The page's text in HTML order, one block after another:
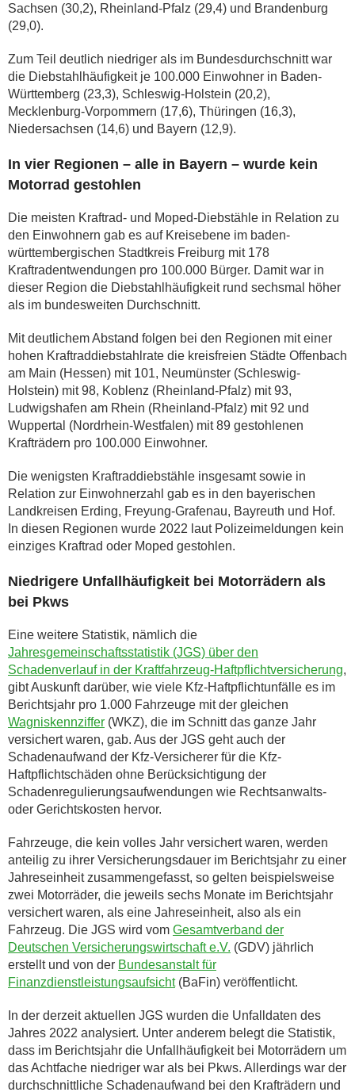
Sachsen (30,2), Rheinland-Pfalz (29,4) und Brandenburg
(29,0).
Zum Teil deutlich niedriger als im Bundesdurchschnitt war
die Diebstahlhäufigkeit je 100.000 Einwohner in Baden-
Württemberg (23,3), Schleswig-Holstein (20,2),
Mecklenburg-Vorpommern (17,6), Thüringen (16,3),
Niedersachsen (14,6) und Bayern (12,9).
In vier Regionen – alle in Bayern – wurde kein
Motorrad gestohlen
Die meisten Kraftrad- und Moped-Diebstähle in Relation zu
den Einwohnern gab es auf Kreisebene im baden-
württembergischen Stadtkreis Freiburg mit 178
Kraftradentwendungen pro 100.000 Bürger. Damit war in
dieser Region die Diebstahlhäufigkeit rund sechsmal höher
als im bundesweiten Durchschnitt.
Mit deutlichem Abstand folgen bei den Regionen mit einer
hohen Kraftraddiebstahlrate die kreisfreien Städte Offenbach
am Main (Hessen) mit 101, Neumünster (Schleswig-
Holstein) mit 98, Koblenz (Rheinland-Pfalz) mit 93,
Ludwigshafen am Rhein (Rheinland-Pfalz) mit 92 und
Wuppertal (Nordrhein-Westfalen) mit 89 gestohlenen
Krafträdern pro 100.000 Einwohner.
Die wenigsten Kraftraddiebstähle insgesamt sowie in
Relation zur Einwohnerzahl gab es in den bayerischen
Landkreisen Erding, Freyung-Grafenau, Bayreuth und Hof.
In diesen Regionen wurde 2022 laut Polizeimeldungen kein
einziges Kraftrad oder Moped gestohlen.
Niedrigere Unfallhäufigkeit bei Motorrädern als
bei Pkws
Eine weitere Statistik, nämlich die
Jahresgemeinschaftsstatistik (JGS) über den
Schadenverlauf in der Kraftfahrzeug-Haftpflichtversicherung,
gibt Auskunft darüber, wie viele Kfz-Haftpflichtunfälle es im
Berichtsjahr pro 1.000 Fahrzeuge mit der gleichen
Wagniskennziffer (WKZ), die im Schnitt das ganze Jahr
versichert waren, gab. Aus der JGS geht auch der
Schadenaufwand der Kfz-Versicherer für die Kfz-
Haftpflichtschäden ohne Berücksichtigung der
Schadenregulierungsaufwendungen wie Rechtsanwalts-
oder Gerichtskosten hervor.
Fahrzeuge, die kein volles Jahr versichert waren, werden
anteilig zu ihrer Versicherungsdauer im Berichtsjahr zu einer
Jahreseinheit zusammengefasst, so gelten beispielsweise
zwei Motorräder, die jeweils sechs Monate im Berichtsjahr
versichert waren, als eine Jahreseinheit, also als ein
Fahrzeug. Die JGS wird vom Gesamtverband der
Deutschen Versicherungswirtschaft e.V. (GDV) jährlich
erstellt und von der Bundesanstalt für
Finanzdienstleistungsaufsicht(BaFin) veröffentlicht.
In der derzeit aktuellen JGS wurden die Unfalldaten des
Jahres 2022 analysiert. Unter anderem belegt die Statistik,
dass im Berichtsjahr die Unfallhäufigkeit bei Motorrädern um
das Achtfache niedriger war als bei Pkws. Allerdings war der
durchschnittliche Schadenaufwand bei den Krafträdern und